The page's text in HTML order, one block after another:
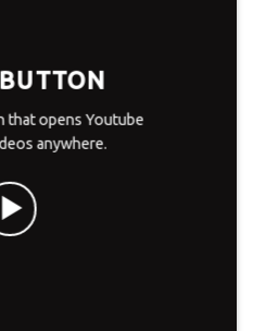
that opens Youtube
anywhere.